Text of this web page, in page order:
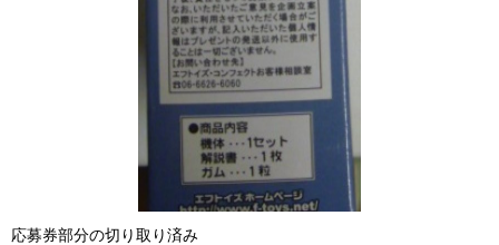
応募券部分の切り取り済み